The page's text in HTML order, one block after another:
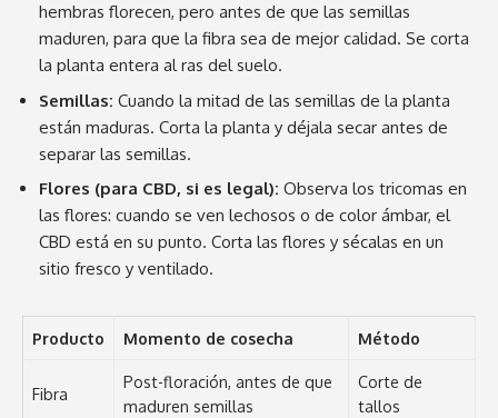
hembras florecen, pero antes de que las semillas
maduren, para que la fibra sea de mejor calidad. Se corta
la planta entera al ras del suelo.
Semillas: Cuando la mitad de las semillas de la planta
están maduras. Corta la planta y déjala secar antes de
separar las semillas.
Flores (para CBD, si es legal): Observa los tricomas en
las flores: cuando se ven lechosos o de color ámbar, el
CBD está en su punto. Corta las flores y sécalas en un
sitio fresco y ventilado.
Producto Momento de cosecha Método
Fibra
Post-floración, antes de que
maduren semillas
Corte de
tallos